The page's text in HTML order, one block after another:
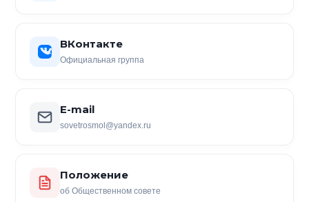
ВКонтакте
Официальная группа
E-mail
sovetrosmol@yandex.ru
Положение
об Общественном совете